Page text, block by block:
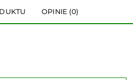
OPINIE (0)